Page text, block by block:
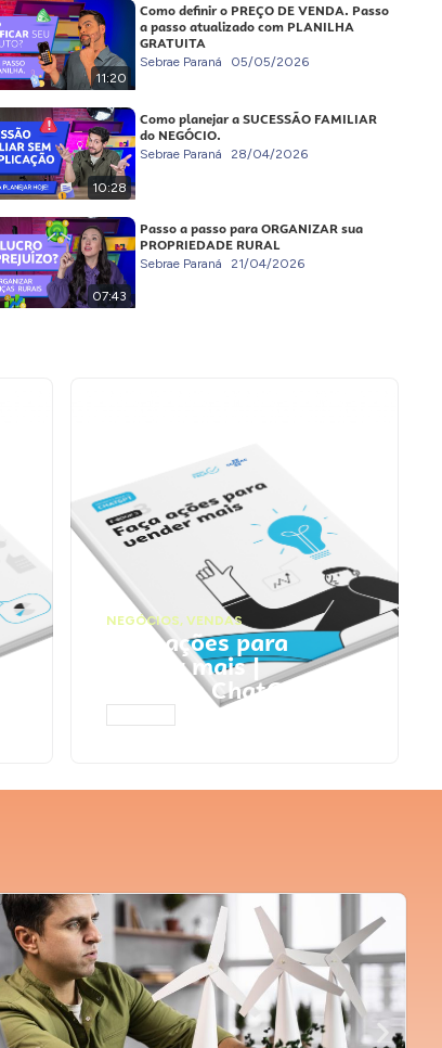
11:20
Como definir o PREÇO DE VENDA. Passo
a passo atualizado com PLANILHA
GRATUITA
Sebrae Paraná 05/05/2026
10:28
Como planejar a SUCESSÃO FAMILIAR
do NEGÓCIO.
Sebrae Paraná 28/04/2026
07:43
Passo a passo para ORGANIZAR sua
PROPRIEDADE RURAL
Sebrae Paraná 21/04/2026
NEGÓCIOS, VENDAS
Faça ações para
vender mais |
Prompts ChatGPT